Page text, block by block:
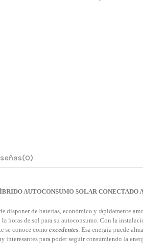
(0)
AUTOCONSUMO SOLAR CONECTADO
disponer de baterías, económico y rápidamente
horas de sol para su autoconsumo. Con la
se conoce como excedentes. Esa energía puede
para poder seguir consumiendo la